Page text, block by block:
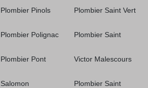
Plombier Pinols
Plombier Polignac
Plombier Pont
Salomon
Plombier Saint Vert
Plombier Saint
Victor Malescours
Plombier Saint